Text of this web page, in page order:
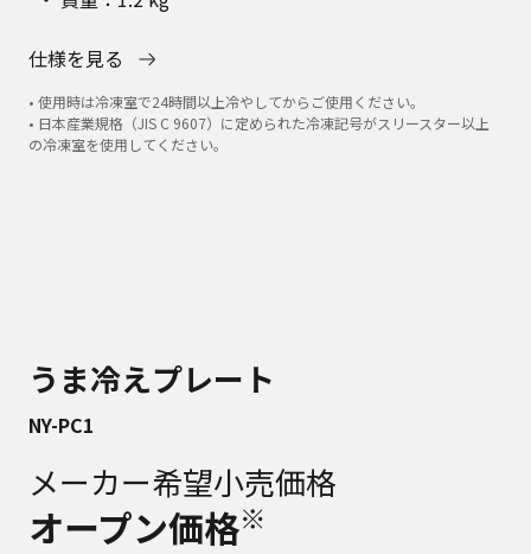
仕様を見る
• 使用時は冷凍室で24時間以上冷やしてからご使用ください。
• 日本産業規格（JIS C 9607）に定められた冷凍記号がスリースター以上
の冷凍室を使用してください。
うま冷えプレート
NY-PC1
メーカー希望小売価格
オープン価格※